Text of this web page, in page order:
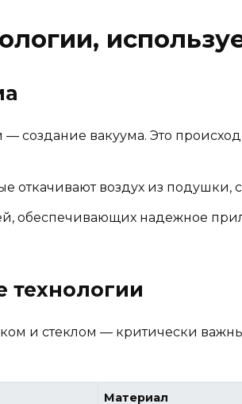
создание вакуума. Это
откачивают воздух из подушки,
обеспечивающих надежное
технологии
и стеклом — критически
Материал